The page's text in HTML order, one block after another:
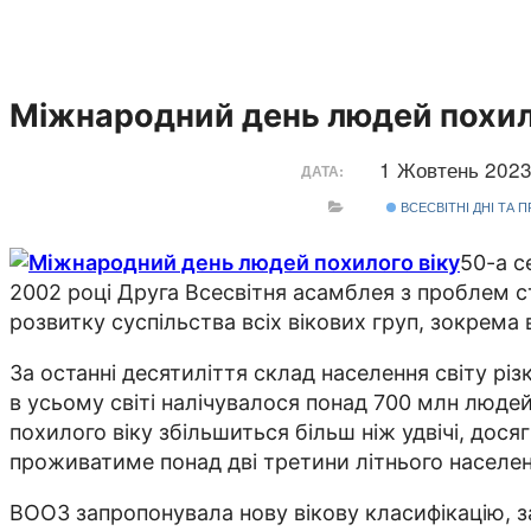
Міжнародний день людей
ДАТА: 1 Жовтень
ВСЕСВІТНІ ДНІ ТА
50-а
2002 році Друга Всесвітня асамблея з проблем
розвитку суспільства всіх вікових груп,
За останні десятиліття склад населення світу
в усьому світі налічувалося понад 700 млн
похилого віку збільшиться більш ніж удвічі,
проживатиме понад дві третини літнього
ВООЗ запропонувала нову вікову класифікацію,